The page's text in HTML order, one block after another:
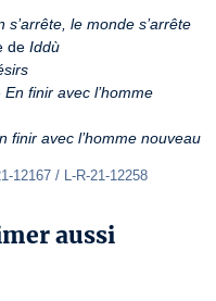
s’arrête, le monde s’arrête
de Iddù
En finir avec l’homme
finir avec l’homme nouveau
12167 / L-R-21-12258
aussi